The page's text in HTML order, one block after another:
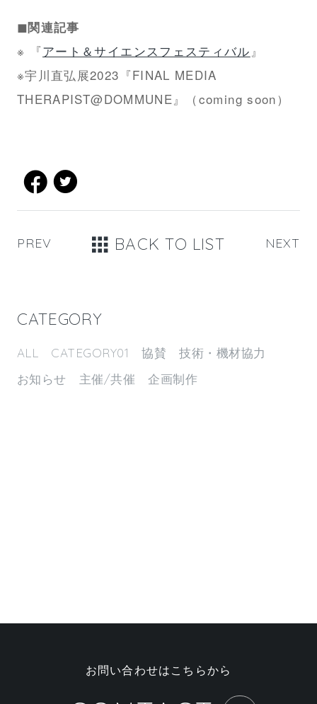
CATEGORY
ALL CATEGORY01 協賛
技術・機材協力
お知らせ
主催/共催 企画制作
◼︎関連記事
※ 『アート＆サイエンスフェスティバル 』
※宇川直弘展2023『FINAL MEDIA
THERAPIST@DOMMUNE』（coming soon）
BACK TO LIST
PREV NEXT
お問い合わせはこちらから